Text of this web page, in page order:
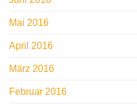
Mai 2016
April 2016
März 2016
Februar 2016